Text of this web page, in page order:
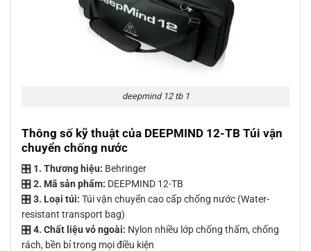
deepmind 12 tb 1
Thông số kỹ thuật của DEEPMIND 12-TB Túi vận
chuyển chống nước
🎛 1. Thương hiệu: Behringer
🎛 2. Mã sản phẩm: DEEPMIND 12-TB
🎛 3. Loại túi: Túi vận chuyển cao cấp chống nước (Water-
resistant transport bag)
🎛 4. Chất liệu vỏ ngoài: Nylon nhiều lớp chống thấm, chống
rách, bền bỉ trong mọi điều kiện